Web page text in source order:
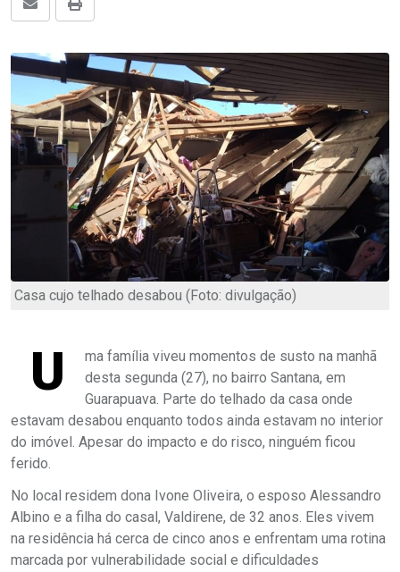
Casa cujo telhado desabou (Foto: divulgação)
U
ma família viveu momentos de susto na manhã
desta segunda (27), no bairro Santana, em
Guarapuava. Parte do telhado da casa onde
estavam desabou enquanto todos ainda estavam no interior
do imóvel. Apesar do impacto e do risco, ninguém ficou
ferido.
No local residem dona Ivone Oliveira, o esposo Alessandro
Albino e a filha do casal, Valdirene, de 32 anos. Eles vivem
na residência há cerca de cinco anos e enfrentam uma rotina
marcada por vulnerabilidade social e dificuldades